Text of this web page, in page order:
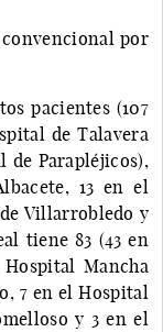
por
pacientes (107
de Talavera
de Parapléjicos),
13 en el
Villarrobledo y
tiene 83 (43 en
Mancha
7 en el Hospital
y 3 en el